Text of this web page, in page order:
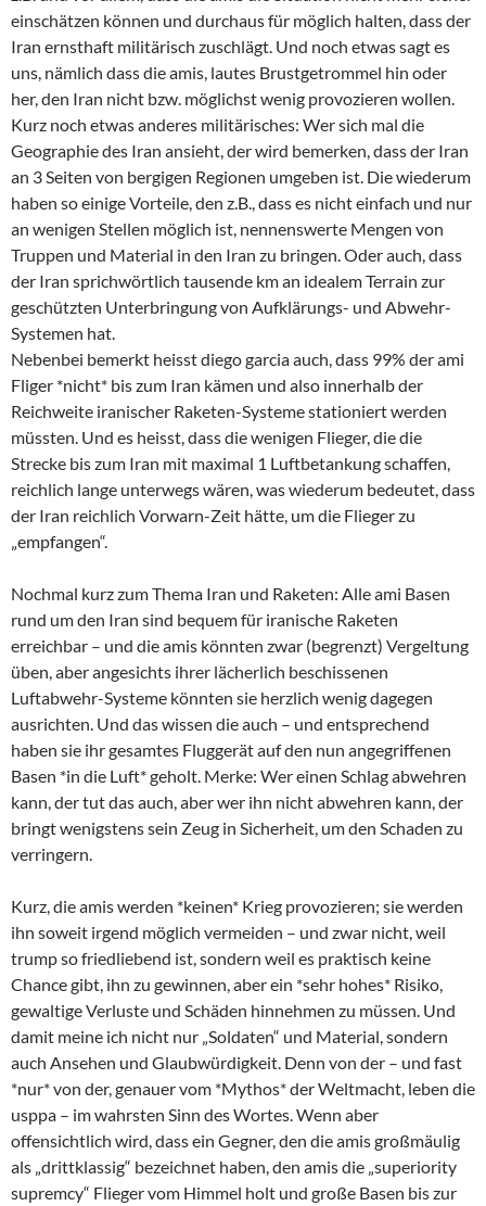
einschätzen können und durchaus für möglich halten, dass der
Iran ernsthaft militärisch zuschlägt. Und noch etwas sagt es
uns, nämlich dass die amis, lautes Brustgetrommel hin oder
her, den Iran nicht bzw. möglichst wenig provozieren wollen.
Kurz noch etwas anderes militärisches: Wer sich mal die
Geographie des Iran ansieht, der wird bemerken, dass der Iran
an 3 Seiten von bergigen Regionen umgeben ist. Die wiederum
haben so einige Vorteile, den z.B., dass es nicht einfach und nur
an wenigen Stellen möglich ist, nennenswerte Mengen von
Truppen und Material in den Iran zu bringen. Oder auch, dass
der Iran sprichwörtlich tausende km an idealem Terrain zur
geschützten Unterbringung von Aufklärungs- und Abwehr-
Systemen hat.
Nebenbei bemerkt heisst diego garcia auch, dass 99% der ami
Fliger *nicht* bis zum Iran kämen und also innerhalb der
Reichweite iranischer Raketen-Systeme stationiert werden
müssten. Und es heisst, dass die wenigen Flieger, die die
Strecke bis zum Iran mit maximal 1 Luftbetankung schaffen,
reichlich lange unterwegs wären, was wiederum bedeutet, dass
der Iran reichlich Vorwarn-Zeit hätte, um die Flieger zu
„empfangen“.
Nochmal kurz zum Thema Iran und Raketen: Alle ami Basen
rund um den Iran sind bequem für iranische Raketen
erreichbar – und die amis könnten zwar (begrenzt) Vergeltung
üben, aber angesichts ihrer lächerlich beschissenen
Luftabwehr-Systeme könnten sie herzlich wenig dagegen
ausrichten. Und das wissen die auch – und entsprechend
haben sie ihr gesamtes Fluggerät auf den nun angegriffenen
Basen *in die Luft* geholt. Merke: Wer einen Schlag abwehren
kann, der tut das auch, aber wer ihn nicht abwehren kann, der
bringt wenigstens sein Zeug in Sicherheit, um den Schaden zu
verringern.
Kurz, die amis werden *keinen* Krieg provozieren; sie werden
ihn soweit irgend möglich vermeiden – und zwar nicht, weil
trump so friedliebend ist, sondern weil es praktisch keine
Chance gibt, ihn zu gewinnen, aber ein *sehr hohes* Risiko,
gewaltige Verluste und Schäden hinnehmen zu müssen. Und
damit meine ich nicht nur „Soldaten“ und Material, sondern
auch Ansehen und Glaubwürdigkeit. Denn von der – und fast
*nur* von der, genauer vom *Mythos* der Weltmacht, leben die
usppa – im wahrsten Sinn des Wortes. Wenn aber
offensichtlich wird, dass ein Gegner, den die amis großmäulig
als „drittklassig“ bezeichnet haben, den amis die „superiority
supremcy“ Flieger vom Himmel holt und große Basen bis zur